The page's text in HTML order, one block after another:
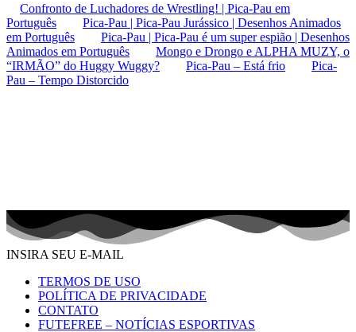
Confronto de Luchadores de Wrestling! | Pica-Pau em
Português
Pica-Pau | Pica-Pau Jurássico | Desenhos Animados
em Português
Pica-Pau | Pica-Pau é um super espião | Desenhos
Animados em Português
Mongo e Drongo e ALPHA MUZY, o
“IRMÃO” do Huggy Wuggy?
Pica-Pau – Está frio
Pica-
Pau – Tempo Distorcido
INSIRA SEU E-MAIL
TERMOS DE USO
POLÍTICA DE PRIVACIDADE
CONTATO
FUTEFREE – NOTÍCIAS ESPORTIVAS